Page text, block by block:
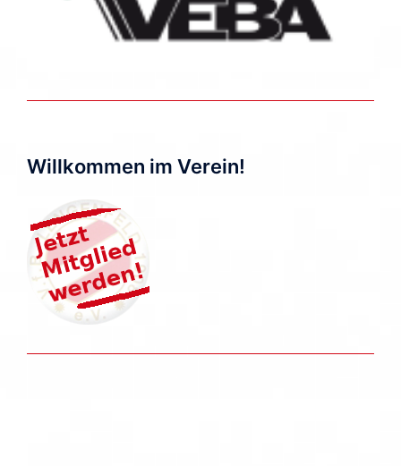
Willkommen im Verein!